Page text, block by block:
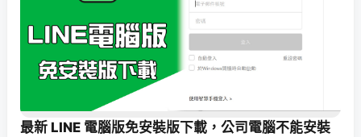
最新 LINE 電腦版免安裝版下載，公司電腦不能安裝